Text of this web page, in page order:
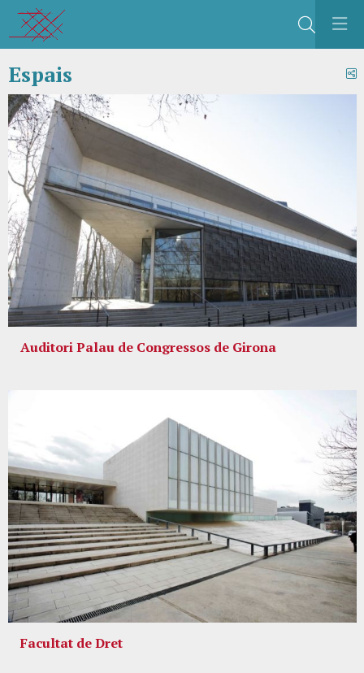
Cerca
Espais
Auditori Palau de Congressos de Girona
Facultat de Dret